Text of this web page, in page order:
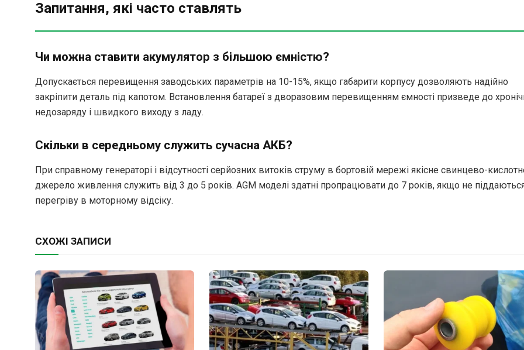
Запитання, які часто ставлять
Чи можна ставити акумулятор з більшою ємністю?
Допускається перевищення заводських параметрів на 10-15%, якщо габарити корпусу дозволяють надійно
закріпити деталь під капотом. Встановлення батареї з дворазовим перевищенням ємності призведе до
недозаряду і швидкого виходу з ладу.
Скільки в середньому служить сучасна АКБ?
При справному генераторі і відсутності серйозних витоків струму в бортовій мережі якісне свинцево-
джерело живлення служить від 3 до 5 років. AGM моделі здатні пропрацювати до 7 років, якщо не
перегріву в моторному відсіку.
СХОЖІ ЗАПИСИ